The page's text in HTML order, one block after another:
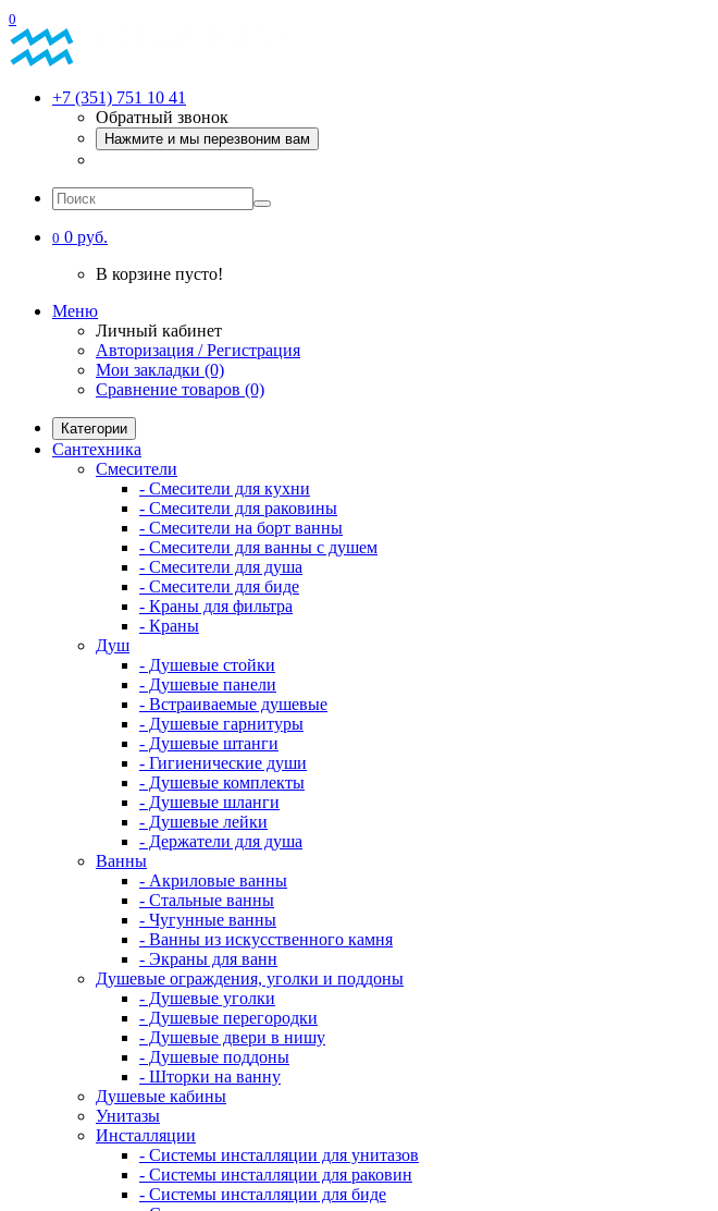
0
+7 (351) 751 10 41
Обратный звонок
Нажмите и мы перезвоним вам
0 0 руб.
В корзине пусто!
Меню
Личный кабинет
Авторизация / Регистрация
Мои закладки (0)
Сравнение товаров (0)
Категории
Сантехника
Смесители
- Смесители для кухни
- Смесители для раковины
- Смесители на борт ванны
- Смесители для ванны с душем
- Смесители для душа
- Смесители для биде
- Краны для фильтра
- Краны
Душ
- Душевые стойки
- Душевые панели
- Встраиваемые душевые
- Душевые гарнитуры
- Душевые штанги
- Гигиенические души
- Душевые комплекты
- Душевые шланги
- Душевые лейки
- Держатели для душа
Ванны
- Акриловые ванны
- Стальные ванны
- Чугунные ванны
- Ванны из искусственного камня
- Экраны для ванн
Душевые ограждения, уголки и поддоны
- Душевые уголки
- Душевые перегородки
- Душевые двери в нишу
- Душевые поддоны
- Шторки на ванну
Душевые кабины
Унитазы
Инсталляции
- Системы инсталляции для унитазов
- Системы инсталляции для раковин
- Системы инсталляции для биде